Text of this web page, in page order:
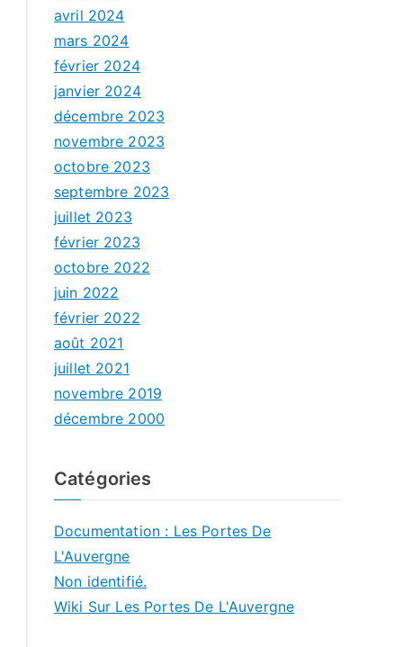
avril 2024
mars 2024
février 2024
janvier 2024
décembre 2023
novembre 2023
octobre 2023
septembre 2023
juillet 2023
février 2023
octobre 2022
juin 2022
février 2022
août 2021
juillet 2021
novembre 2019
décembre 2000
Catégories
Documentation : Les Portes De
L'Auvergne
Non identifié.
Wiki Sur Les Portes De L'Auvergne